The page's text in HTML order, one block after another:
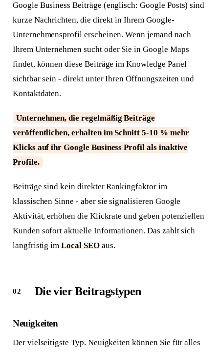
Google Business Beiträge (englisch: Google Posts) sind
kurze Nachrichten, die direkt in Ihrem Google-
Unternehmensprofil erscheinen. Wenn jemand nach
Ihrem Unternehmen sucht oder Sie in Google Maps
findet, können diese Beiträge im Knowledge Panel
sichtbar sein - direkt unter Ihren Öffnungszeiten und
Kontaktdaten.
Unternehmen, die regelmäßig Beiträge
veröffentlichen, erhalten im Schnitt 5-10 % mehr
Klicks auf ihr Google Business Profil als inaktive
Profile.
Beiträge sind kein direkter Rankingfaktor im
klassischen Sinne - aber sie signalisieren Google
Aktivität, erhöhen die Klickrate und geben potenziellen
Kunden sofort aktuelle Informationen. Das zahlt sich
langfristig imLocal SEOaus.
Die vier Beitragstypen
Neuigkeiten
Der vielseitigste Typ. Neuigkeiten können Sie für alles